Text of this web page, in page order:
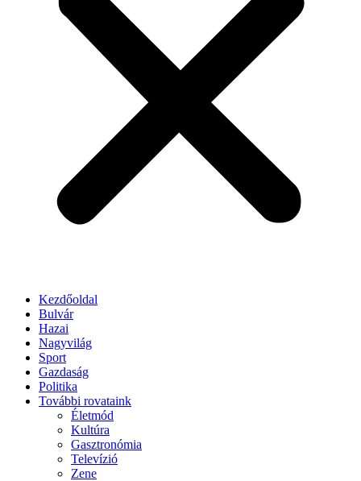
Kezdőoldal
Bulvár
Hazai
Nagyvilág
Sport
Gazdaság
Politika
További rovataink
Életmód
Kultúra
Gasztronómia
Televízió
Zene